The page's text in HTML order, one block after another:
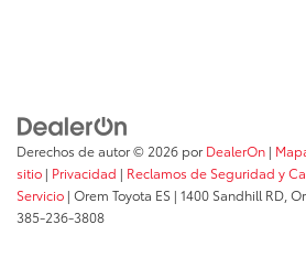
Derechos de autor © 2026 porDealerOn |
sitio | Privacidad | Reclamos de Seguridad y
Servicio | Orem Toyota ES | 1400 Sandhill RD,
385-236-3808